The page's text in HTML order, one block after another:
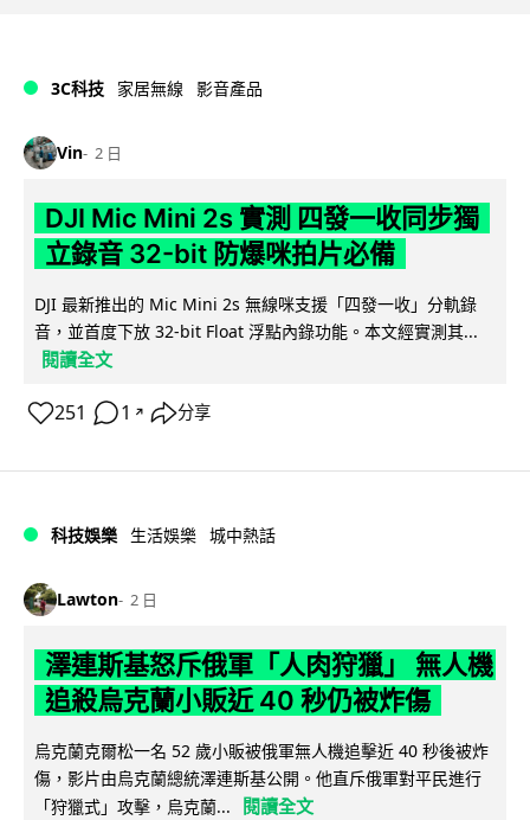
3C科技 家居無線 影音產品
Vin 2 日
DJI Mic Mini 2s 實測 四發一收同步獨
立錄音 32-bit 防爆咪拍片必備
DJI 最新推出的 Mic Mini 2s 無線咪支援「四發一收」分軌錄
音，並首度下放 32-bit Float 浮點內錄功能。本文經實測其...
閱讀全文
251 1 ↗ 分享
科技娛樂 生活娛樂 城中熱話
Lawton 2 日
澤連斯基怒斥俄軍「人肉狩獵」 無人機
追殺烏克蘭小販近 40 秒仍被炸傷
烏克蘭克爾松一名 52 歲小販被俄軍無人機追擊近 40 秒後被炸
傷，影片由烏克蘭總統澤連斯基公開。他直斥俄軍對平民進行
「狩獵式」攻擊，烏克蘭...
閱讀全文